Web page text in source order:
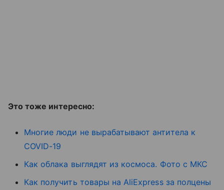
Это тоже интересно:
Многие люди не вырабатывают антитела к
COVID-19
Как облака выглядят из космоса. Фото с МКС
Как получить товары на AliExpress за полцены